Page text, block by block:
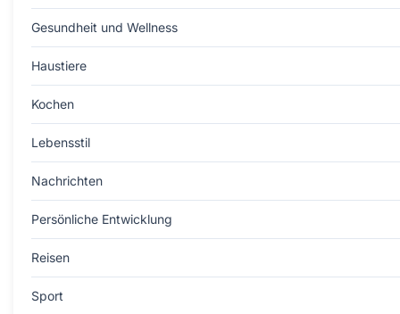
Gesundheit und Wellness
Haustiere
Kochen
Lebensstil
Nachrichten
Persönliche Entwicklung
Reisen
Sport